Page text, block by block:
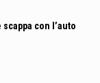
con l’auto